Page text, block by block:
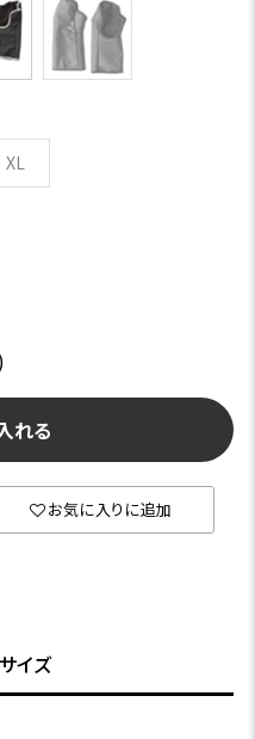
XL
れる
お気に入りに追加
イズ